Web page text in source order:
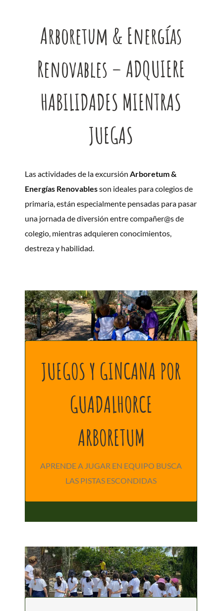
Arboretum & Energías
Renovables – ADQUIERE
HABILIDADES MIENTRAS
JUEGAS
Las actividades de la excursión Arboretum &
Energías Renovablesson ideales para colegios de
primaria, están especialmente pensadas para pasar
una jornada de diversión entre compañer@s de
colegio, mientras adquieren conocimientos,
destreza y habilidad.
JUEGOS Y GINCANA POR
GUADALHORCE
ARBORETUM
APRENDE A JUGAR EN EQUIPO BUSCA
LAS PISTAS ESCONDIDAS
LO MEJOR DE ESTA ACTIVIDAD ES
MIENTRAS SE DIVIERTEN